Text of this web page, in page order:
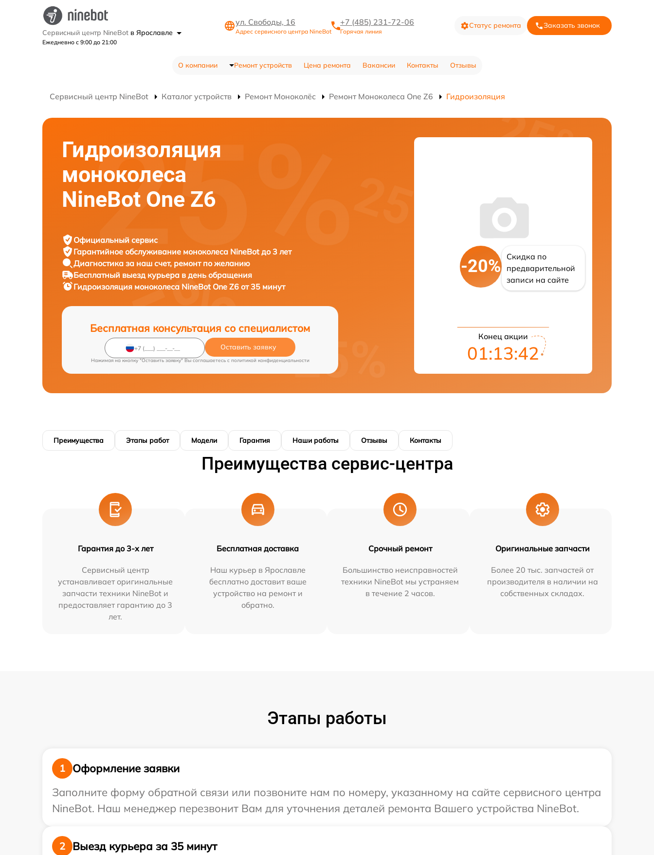
Сервисный центр NineBot в Ярославле
Ежедневно с 9:00 до 21:00
ул. Свободы, 16
Адрес сервисного центра NineBot
+7 (485) 231-72-06
Горячая линия
Статус ремонта Заказать звонок
О компании Ремонт устройств Цена ремонта Вакансии Контакты Отзывы
Сервисный центр NineBot Каталог устройств Ремонт Моноколёс Ремонт Моноколеса One Z6 Гидроизоляция
Гидроизоляция
моноколеса
NineBot One Z6
Официальный сервис
Гарантийное обслуживание моноколеса NineBot до 3 лет
Диагностика за наш счет, ремонт по желанию
Бесплатный выезд курьера в день обращения
Гидроизоляция моноколеса NineBot One Z6 от 35 минут
Бесплатная консультация со специалистом
Оставить заявку
Нажимая на кнопку "Оставить заявку" Вы соглашаетесь c политикой конфиденциальности
-20%
Скидка по
предварительной
записи на сайте
Конец акции
01:13:42
Преимущества Этапы работ Модели Гарантия Наши работы Отзывы Контакты
Преимущества сервис-центра
Гарантия до 3-х лет
Сервисный центр
устанавливает оригинальные
запчасти техники NineBot и
предоставляет гарантию до 3
лет.
Бесплатная доставка
Наш курьер в Ярославле
бесплатно доставит ваше
устройство на ремонт и
обратно.
Срочный ремонт
Большинство неисправностей
техники NineBot мы устраняем
в течение 2 часов.
Оригинальные запчасти
Более 20 тыс. запчастей от
производителя в наличии на
собственных складах.
Этапы работы
1
Оформление заявки
Заполните форму обратной связи или позвоните нам по номеру, указанному на сайте сервисного центра
NineBot. Наш менеджер перезвонит Вам для уточнения деталей ремонта Вашего устройства NineBot.
2
Выезд курьера за 35 минут